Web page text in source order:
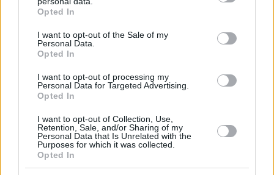
grant or deny consent to Google and its third-party tags to
use your data for below specified purposes in below Google
consent section.
Opted In
I want to opt-out of the Sale of my
Personal Data.
Opted In
I want to opt-out of processing my
Personal Data for Targeted Advertising.
Opted In
I want to opt-out of Collection, Use,
Retention, Sale, and/or Sharing of my
Personal Data that Is Unrelated with the
Purposes for which it was collected.
Opted In
συνεχίσει να βρέχει ευρώ για σας και τώρα θα τους
λουστείτε.
ΑΠΑΝΤΗΣΗ
05.07.2023, 09:54
Κοιτα πώς άλλαξε το όνομα (και η εθνικότητα)
ΑΠΑΝΤΗΣΗ